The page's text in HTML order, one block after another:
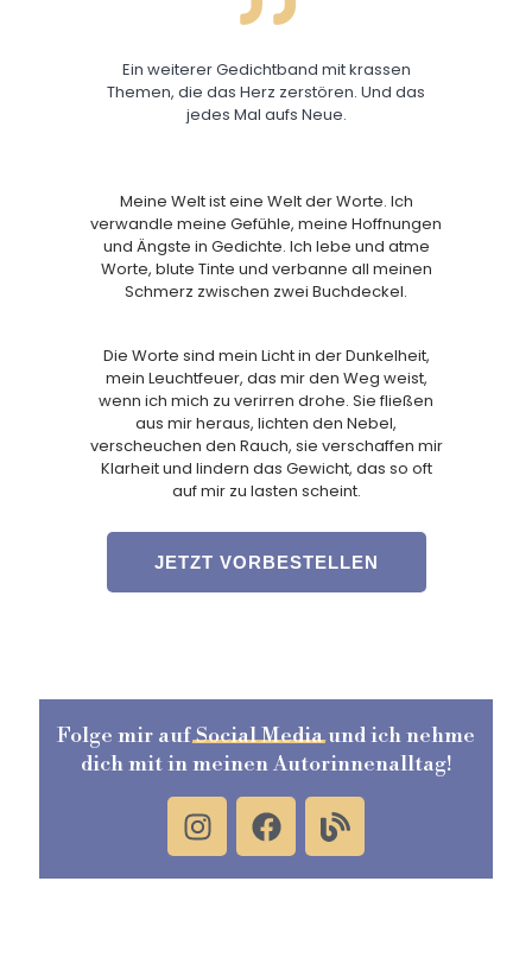
Ein weiterer Gedichtband mit krassen
Themen, die das Herz zerstören. Und das
jedes Mal aufs Neue.
Meine Welt ist eine Welt der Worte. Ich
verwandle meine Gefühle, meine Hoffnungen
und Ängste in Gedichte. Ich lebe und atme
Worte, blute Tinte und verbanne all meinen
Schmerz zwischen zwei Buchdeckel.
Die Worte sind mein Licht in der Dunkelheit,
mein Leuchtfeuer, das mir den Weg weist,
wenn ich mich zu verirren drohe. Sie fließen
aus mir heraus, lichten den Nebel,
verscheuchen den Rauch, sie verschaffen mir
Klarheit und lindern das Gewicht, das so oft
auf mir zu lasten scheint.
JETZT VORBESTELLEN
Folge mir aufSocialMediaund ich nehme
dich mit in meinen Autorinnenalltag!